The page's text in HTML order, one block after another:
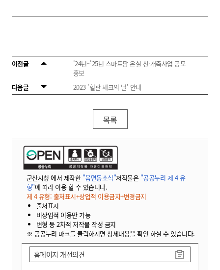
이전글
'24년~'25년 스마트팜 온실 신·개축사업 공모
홍보
다음글
2023 '혈관 체크의 날' 안내
목록
군산시청 에서 제작한 "읍면동소식"저작물은 "공공누리 제 4 유
형"에 따라 이용 할 수 있습니다.
제 4 유형: 출처표시+상업적 이용금지+변경금지
출처표시
비상업적 이용만 가능
변형 등 2차적 저작물 작성 금지
※ 공공누리 마크를 클릭하시면 상세내용을 확인 하실 수 있습니다.
홈페이지 개선의견